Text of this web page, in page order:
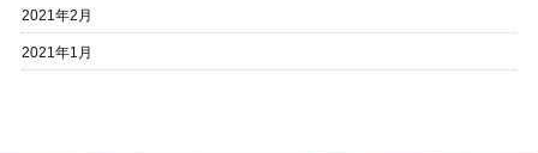
2021年2月
2021年1月